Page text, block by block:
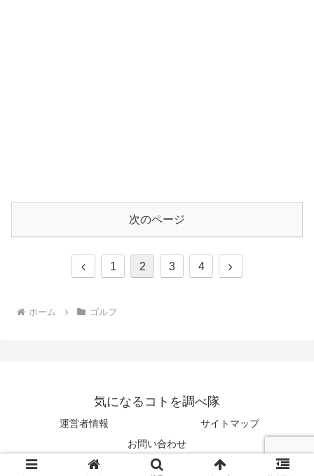
次のページ
前
1 2 3 4
次
ホーム ゴルフ
気になるコトを調べ隊
運営者情報
サイトマップ
お問い合わせ
© 2019 気になるコトを調べ隊.